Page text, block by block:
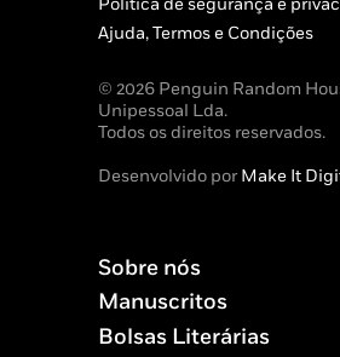
Política de segurança e
Ajuda, Termos e Condições
© 2026 Penguin Random
Unipessoal Lda.
Todos os direitos reservados.
Desenvolvido porMake It
Sobre nós
Manuscritos
Bolsas Literárias